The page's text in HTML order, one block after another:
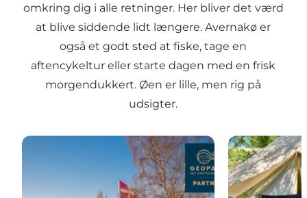
omkring dig i alle retninger. Her bliver det værd
at blive siddende lidt længere. Avernakø er
også et godt sted at fiske, tage en
aftencykeltur eller starte dagen med en frisk
morgendukkert. Øen er lille, men rig på
udsigter.
Avernakø Landhotel Avernakø